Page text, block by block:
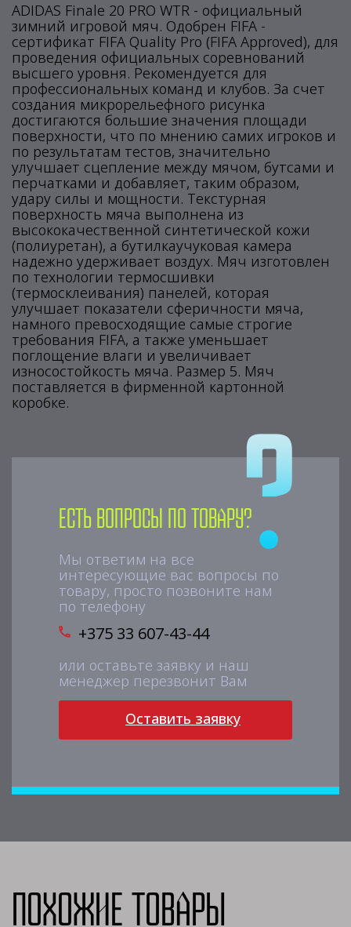
ADIDAS Finale 20 PRO WTR - официальный
зимний игровой мяч. Одобрен FIFA -
сертификат FIFA Quality Pro (FIFA Approved), для
проведения официальных соревнований
высшего уровня. Рекомендуется для
профессиональных команд и клубов. За счет
создания микрорельефного рисунка
достигаются большие значения площади
поверхности, что по мнению самих игроков и
по результатам тестов, значительно
улучшает сцепление между мячом, бутсами и
перчатками и добавляет, таким образом,
удару силы и мощности. Текстурная
поверхность мяча выполнена из
высококачественной синтетической кожи
(полиуретан), а бутилкаучуковая камера
надежно удерживает воздух. Мяч изготовлен
по технологии термосшивки
(термосклеивания) панелей, которая
улучшает показатели сферичности мяча,
намного превосходящие самые строгие
требования FIFA, а также уменьшает
поглощение влаги и увеличивает
износостойкость мяча. Размер 5. Мяч
поставляется в фирменной картонной
коробке.
Есть вопросы по товару?
Мы ответим на все
интересующие вас вопросы по
товару, просто позвоните нам
по телефону
+375 33 607-43-44
или оставьте заявку и наш
менеджер перезвонит Вам
Оставить заявку
Похожие товары